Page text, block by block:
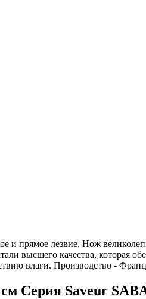
и прямое лезвие. Нож
высшего качества, которая
влаги. Производство -
Серия Saveur